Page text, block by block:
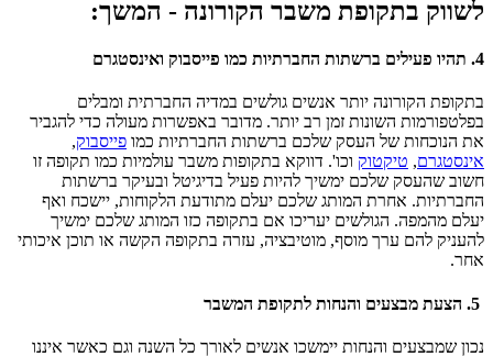
לשווק בתקופת משבר הקורונה - המשך:
4. תהיו פעילים ברשתות החברתיות כמו פייסבוק ואינסטגרם
בתקופת הקורונה יותר אנשים גולשים במדיה החברתית ומבלים
בפלטפורמות השונות זמן רב יותר. מדובר באפשרות מעולה כדי להגביר
את הנוכחות של העסק שלכם ברשתות החברתיות כמו פייסבוק,
אינסטגרם, טיקטוק וכו'. דווקא בתקופות משבר עולמיות כמו תקופה זו
חשוב שהעסק שלכם ימשיך להיות פעיל בדיגיטל ובעיקר ברשתות
החברתיות. אחרת המותג שלכם יעלם מתודעת הלקוחות, יישכח ואף
יעלם מהמפה. הגולשים יעריכו אם בתקופה כזו המותג שלכם ימשיך
להעניק להם ערך מוסף, מוטיבציה, עזרה בתקופה הקשה או תוכן איכותי
אחר.
נכון שמבצעים והנחות יימשכו אנשים לאורך כל השנה וגם כאשר איננו